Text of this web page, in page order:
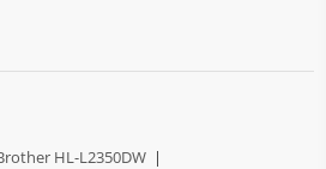
HL-L2350DW |